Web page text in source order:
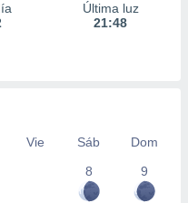
Última luz
21:48
Vie Sáb
Dom
8
9